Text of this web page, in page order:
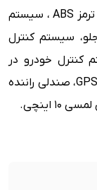
از نظر ایمنی :سیستم ترمز پنوماتیکی، سیستم ترمز ABS ، سیستم
سیستم کنترل
کنترل خودرو در
سراشیبی و سربالایی. از نظر امکانات: سیستم GPS، صندلی راننده